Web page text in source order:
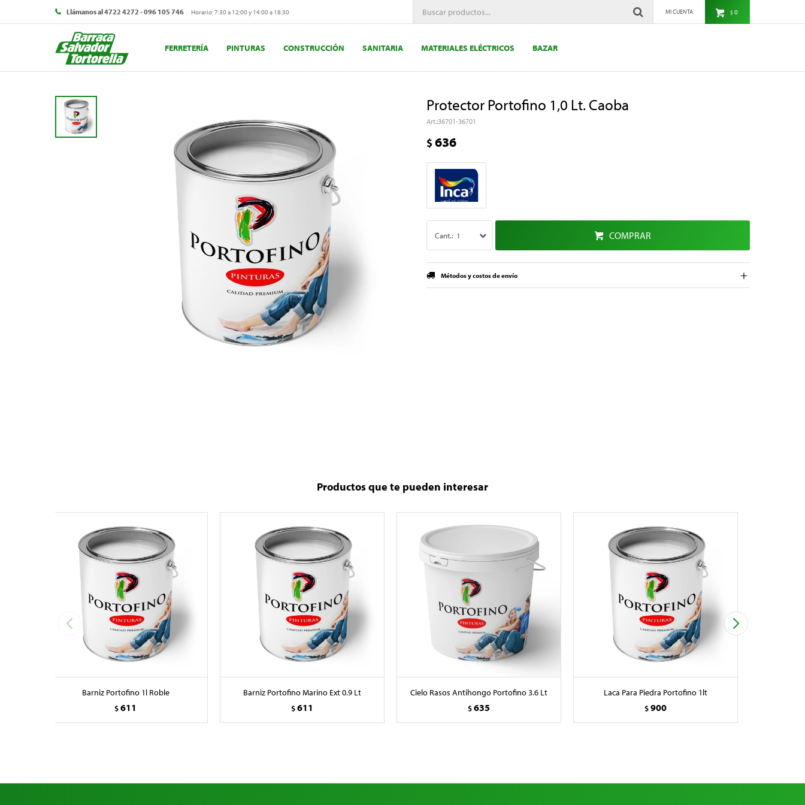
FERRETERÍA PINTURAS CONSTRUCCIÓN SANITARIA MATERIALES ELÉCTRICOS BAZAR
$ 0
Llámanos al 4722 4272 - 096 105 746 Horario: 7:30 a 12:00 y 14:00 a 18:30
Protector Portofino 1,0 Lt. Caoba
36701-36701
$ 636
1 COMPRAR
Métodos y costos de envío
Productos que te pueden interesar
Barniz Portofino 1l Roble
$611
Barniz Portofino Marino Ext 0.9 Lt
$611
Cielo Rasos Antihongo Portofino 3.6 Lt
$635
Laca Para Piedra Portofino 1lt
$900